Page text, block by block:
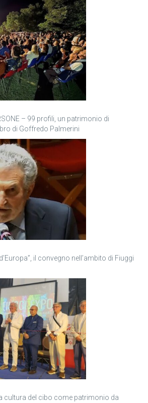
– 99 profili, un patrimonio di
di Goffredo Palmerini
il convegno nell’ambito di Fiuggi
cultura del cibo come patrimonio da